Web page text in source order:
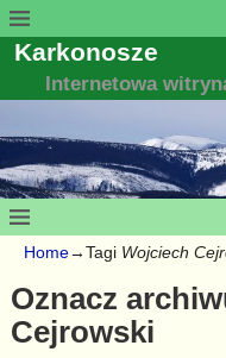
Karkonosze
Internetowa
Home→Tagi Wojciech
Oznacz
Cejrowski